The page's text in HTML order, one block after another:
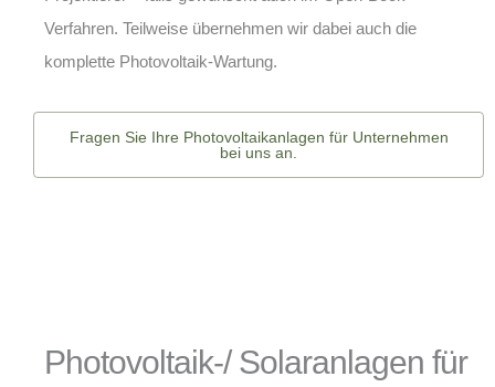
Verfahren. Teilweise übernehmen wir dabei auch die
komplette Photovoltaik-Wartung.
Fragen Sie Ihre Photovoltaikanlagen für Unternehmen
bei uns an.
Photovoltaik-/ Solaranlagen für